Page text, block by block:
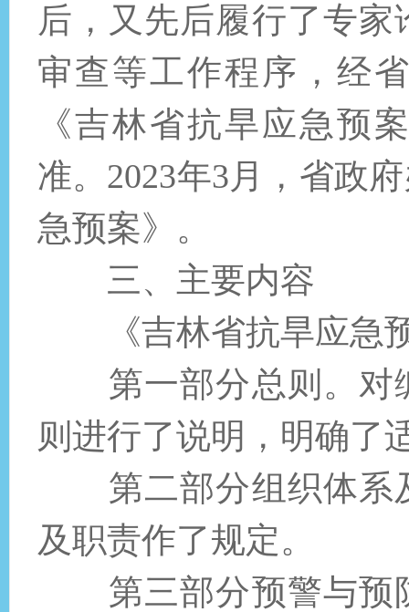
后，又先后履行了专
审查等工作程序，经
《吉林省抗旱应急预
准。2023年3月，省政
急预案》。
三、主要内容
《吉林省抗旱应急
第一部分总则。 对
则进行了说明，明确了
第二部分组织体系
及职责作了规定。
第三部分预警与预